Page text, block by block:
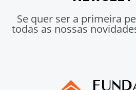
Se quer ser a primeira
todas as nossas